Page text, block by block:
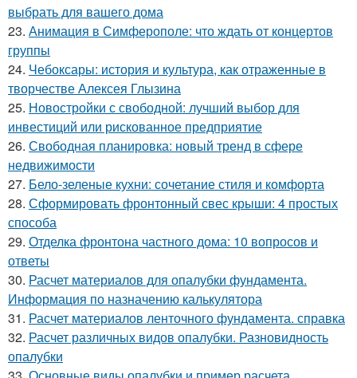
выбрать для вашего дома
23. Анимация в Симферополе: что ждать от концертов
группы
24. Чебоксары: история и культура, как отраженные в
творчестве Алексея Глызина
25. Новостройки с свободной: лучший выбор для
инвестиций или рискованное предприятие
26. Свободная планировка: новый тренд в сфере
недвижимости
27. Бело-зеленые кухни: сочетание стиля и комфорта
28. Сформировать фронтонный свес крыши: 4 простых
способа
29. Отделка фронтона частного дома: 10 вопросов и
ответы
30. Расчет материалов для опалубки фундамента.
Информация по назначению калькулятора
31. Расчет материалов ленточного фундамента. справка
32. Расчет различных видов опалубки. Разновидность
опалубки